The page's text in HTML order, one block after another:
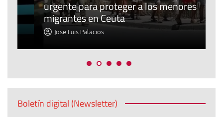
urgente para proteger a los menores
migrantes en Ceuta
Jose Luis Palacios
Boletín digital (Newsletter)